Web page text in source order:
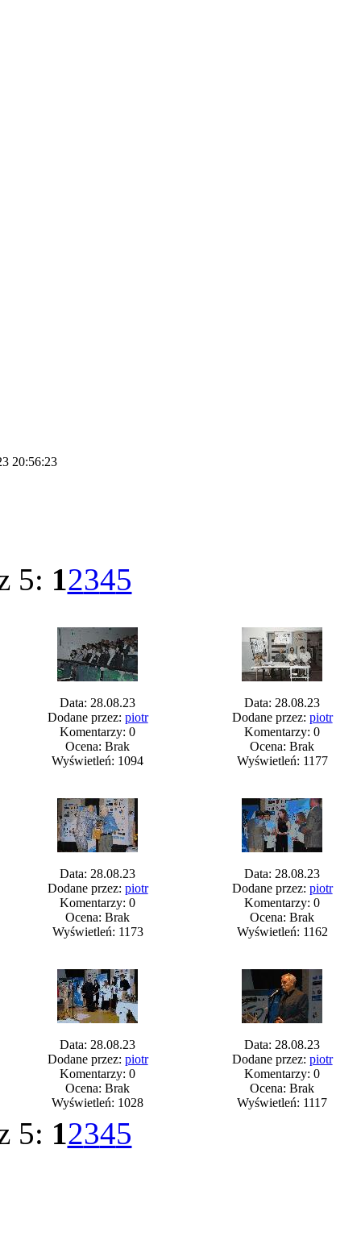
20:56:23
5: 12345
Data: 28.08.23
Dodane przez: piotr
Komentarzy: 0
Ocena: Brak
Wyświetleń: 1094
Data: 28.08.23
Dodane przez: piotr
Komentarzy: 0
Ocena: Brak
Wyświetleń: 1177
Data: 28.08.23
Dodane przez: piotr
Komentarzy: 0
Ocena: Brak
Wyświetleń: 1173
Data: 28.08.23
Dodane przez: piotr
Komentarzy: 0
Ocena: Brak
Wyświetleń: 1162
Data: 28.08.23
Dodane przez: piotr
Komentarzy: 0
Ocena: Brak
Wyświetleń: 1028
Data: 28.08.23
Dodane przez: piotr
Komentarzy: 0
Ocena: Brak
Wyświetleń: 1117
5: 12345